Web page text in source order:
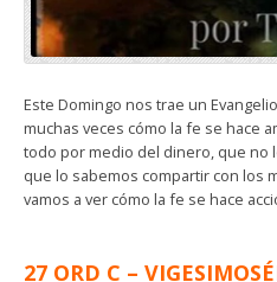
Este Domingo nos trae un
muchas veces cómo la fe se hace
todo por medio del dinero, que no
que lo sabemos compartir con los
vamos a ver cómo la fe se hace
27 ORD C –